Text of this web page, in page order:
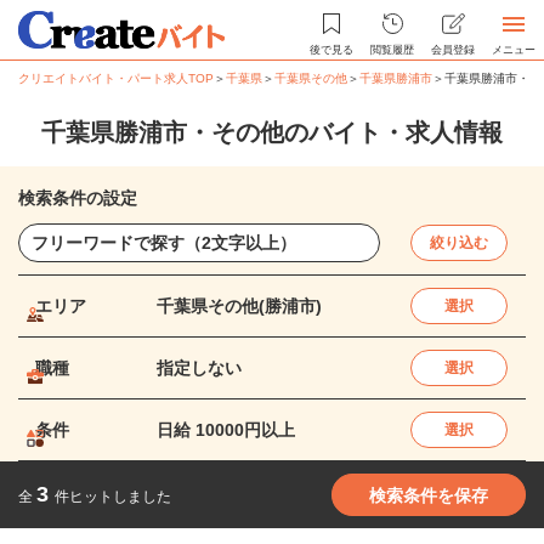
後で見る 閲覧履歴 会員登録 メニュー
クリエイトバイト・パート求人TOP ＞千葉県＞千葉県その他＞千葉県勝浦市＞千葉県勝浦市・
千葉県勝浦市・その他のバイト・求人情報
検索条件の設定
絞り込む
エリア 千葉県その他(勝浦市) 選択
職種 指定しない 選択
条件 日給 10000円以上 選択
全 3 件ヒットしました 検索条件を保存